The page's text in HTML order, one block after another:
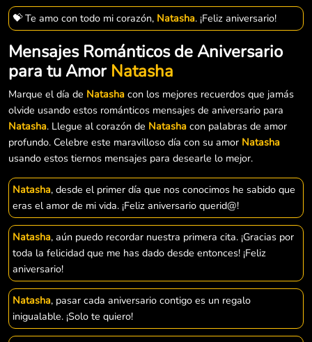
💝 Te amo con todo mi corazón, Natasha. ¡Feliz aniversario!
Mensajes Románticos de Aniversario
para tu Amor Natasha
Marque el día de Natasha con los mejores recuerdos que jamás
olvide usando estos románticos mensajes de aniversario para
Natasha. Llegue al corazón de Natasha con palabras de amor
profundo. Celebre este maravilloso día con su amor Natasha
usando estos tiernos mensajes para desearle lo mejor.
Natasha, desde el primer día que nos conocimos he sabido que
eras el amor de mi vida. ¡Feliz aniversario querid@!
Natasha, aún puedo recordar nuestra primera cita. ¡Gracias por
toda la felicidad que me has dado desde entonces! ¡Feliz
aniversario!
Natasha, pasar cada aniversario contigo es un regalo
inigualable. ¡Solo te quiero!